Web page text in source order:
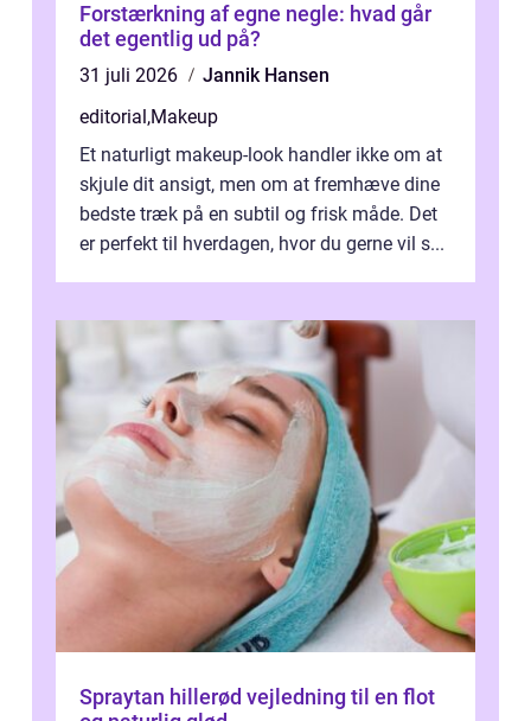
Forstærkning af egne negle: hvad går
det egentlig ud på?
31 juli 2026
Jannik Hansen
editorial,Makeup
Et naturligt makeup-look handler ikke om at
skjule dit ansigt, men om at fremhæve dine
bedste træk på en subtil og frisk måde. Det
er perfekt til hverdagen, hvor du gerne vil s...
Spraytan hillerød vejledning til en flot